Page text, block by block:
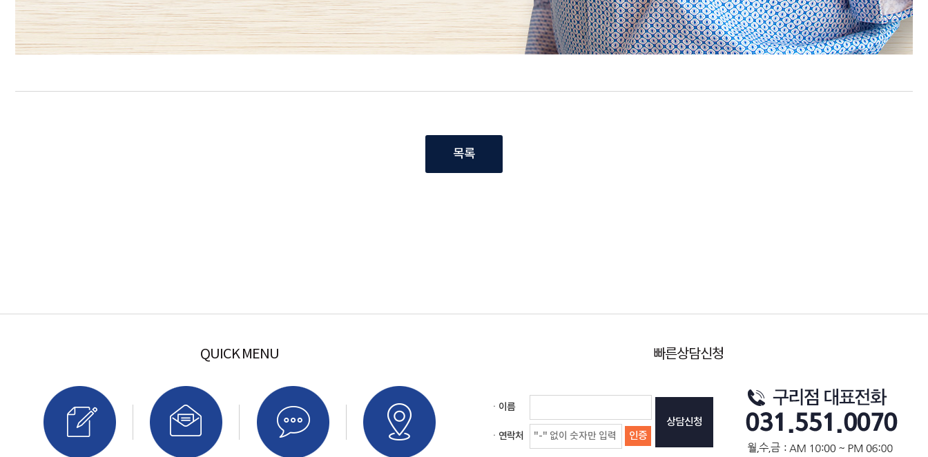
목록
QUICK MENU 빠른상담신청
ㆍ이름
상담신청
ㆍ연락처
인증